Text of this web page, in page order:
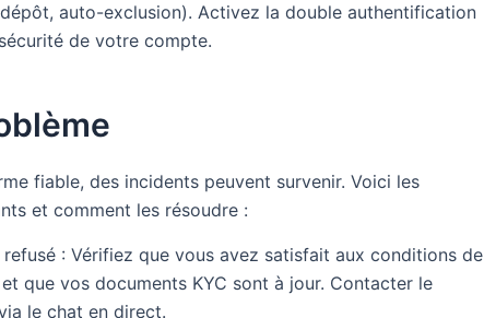
auto-exclusion). Activez la double authentification
de votre compte.
fiable, des incidents peuvent survenir. Voici les
et comment les résoudre :
: Vérifiez que vous avez satisfait aux conditions de
que vos documents KYC sont à jour. Contacter le
le chat en direct.